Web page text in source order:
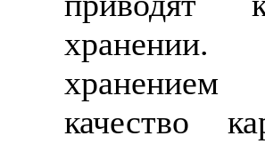
качество